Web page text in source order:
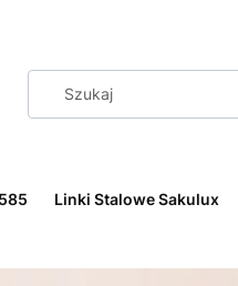
Linki Stalowe Sakulux